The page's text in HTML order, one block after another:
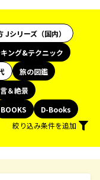
Jシリーズ（国内）
ング&テクニック
旅の図鑑
＆絶景
BOOKS
D-Books
絞り込み条件を追加